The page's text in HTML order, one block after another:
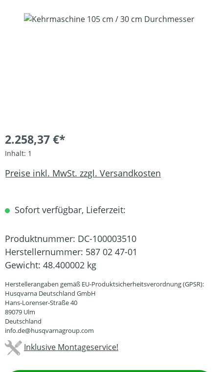
Bildergalerie überspringen
2.258,37 €*
Inhalt: 1
Preise inkl. MwSt. zzgl. Versandkosten
Sofort verfügbar, Lieferzeit:
Produktnummer: DC-100003510
Herstellernummer: 587 02 47-01
Gewicht: 48.400002 kg
Herstellerangaben gemäß EU-Produktsicherheitsverordnung (GPSR):
Husqvarna Deutschland GmbH
Hans-Lorenser-Straße 40
89079 Ulm
Deutschland
info.de@husqvarnagroup.com
Inklusive Montageservice!